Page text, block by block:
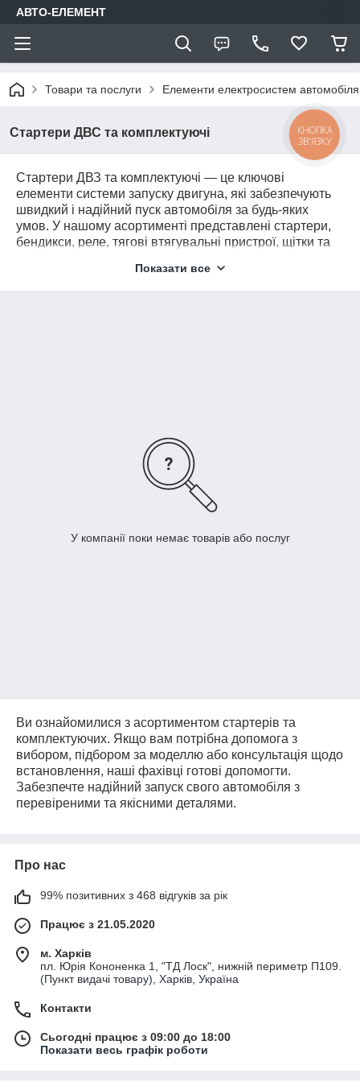
АВТО-ЕЛЕМЕНТ
Товари та послуги Елементи електросистем автомобіля
Стартери ДВС та комплектуючі
Стартери ДВЗ та комплектуючі — це ключові
елементи системи запуску двигуна, які забезпечують
швидкий і надійний пуск автомобіля за будь-яких
умов. У нашому асортименті представлені стартери,
бендикси, реле, тягові втягувальні пристрої, щітки та
спецтехніки. Якісні комплектуючі гарантують стабільну
Показати все
У компанії поки немає товарів або послуг
Ви ознайомилися з асортиментом стартерів та
комплектуючих. Якщо вам потрібна допомога з
вибором, підбором за моделлю або консультація щодо
встановлення, наші фахівці готові допомогти.
Забезпечте надійний запуск свого автомобіля з
перевіреними та якісними деталями.
Про нас
99% позитивних з 468 відгуків за рік
Працює з 21.05.2020
м. Харків
пл. Юрія Кононенка 1, "ТД Лоск", нижній периметр П109.
(Пункт видачі товару), Харків, Україна
Контакти
Сьогодні працює з 09:00 до 18:00
Показати весь графік роботи
КНОПКА
ЗВ'ЯЗКУ